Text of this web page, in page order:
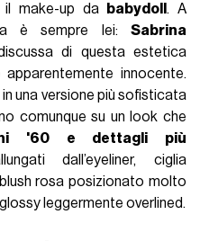
il make-up dababydoll . A
è sempre lei: Sabrina
di questa estetica
innocente.
una versione più sofisticata
comunque su un look che
'60 e dettagli più
dall’eyeliner, ciglia
rosa posizionato molto
leggermente overlined.